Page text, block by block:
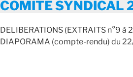
COMITE
DELIBERATIONS (EXTRAITS n°9
DIAPORAMA (compte-rendu) du